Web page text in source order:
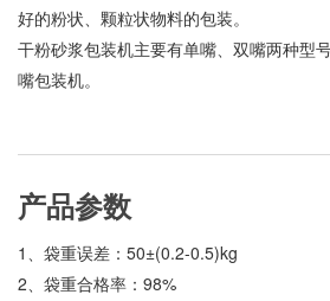
好的粉状、颗粒状物料的包装。
干粉砂浆包装机主要有单嘴、双嘴两种型
嘴包装机。
产品参数
1、袋重误差：50±(0.2-0.5)kg
2、袋重合格率：98%